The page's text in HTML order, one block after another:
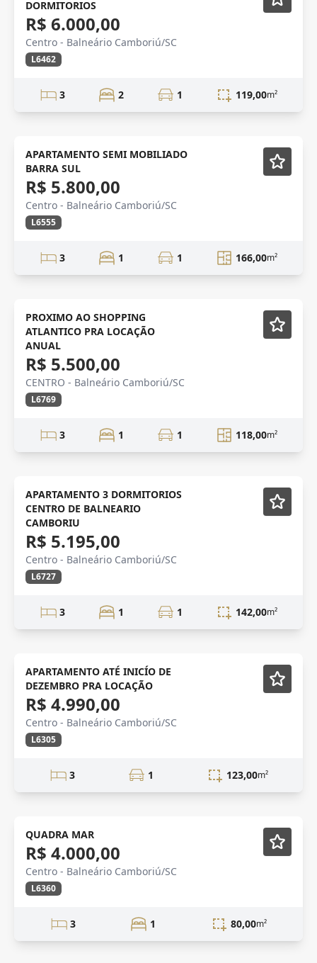
DORMITORIOS
R$ 6.000,00
Centro - Balneário Camboriú/SC
L6462
3 2 1 119,00m²
QUADRA MAR Semi-mobiliado
APARTAMENTO SEMI MOBILIADO
BARRA SUL
R$ 5.800,00
Centro - Balneário Camboriú/SC
L6555
3 1 1 166,00m²
AMPLO APTO
Vídeo
Mobiliado
PROXIMO AO SHOPPING
ATLANTICO PRA LOCAÇÃO
ANUAL
R$ 5.500,00
CENTRO - Balneário Camboriú/SC
L6769
3 1 1 118,00m²
APARTAMENTO 3 DORMITORIOS
CENTRO DE BALNEARIO
CAMBORIU
R$ 5.195,00
Centro - Balneário Camboriú/SC
L6727
3 1 1 142,00m²
ESTUDANTE Mobiliado
APARTAMENTO ATÉ INICÍO DE
DEZEMBRO PRA LOCAÇÃO
R$ 4.990,00
Centro - Balneário Camboriú/SC
L6305
3 1 123,00m²
LOCAÇÃO Mobiliado
QUADRA MAR
R$ 4.000,00
Centro - Balneário Camboriú/SC
L6360
3 1 80,00m²